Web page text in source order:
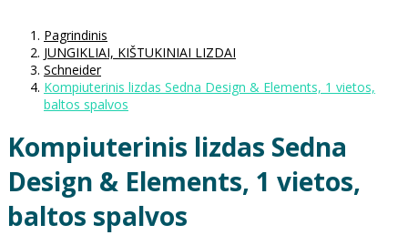
Pagrindinis
JUNGIKLIAI, KIŠTUKINIAI LIZDAI
Schneider
Kompiuterinis lizdas Sedna Design & Elements, 1 vietos,
baltos spalvos
Kompiuterinis lizdas Sedna
Design & Elements, 1 vietos,
baltos spalvos